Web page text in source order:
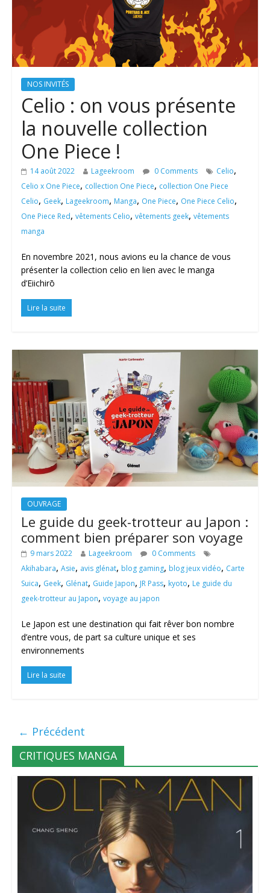
NOS INVITÉS
Celio : on vous présente
la nouvelle collection
One Piece !
14 août 2022 Lageekroom 0 Comments Celio,
Celio x One Piece, collection One Piece, collection One Piece
Celio, Geek, Lageekroom, Manga, One Piece, One Piece Celio,
One Piece Red, vêtements Celio, vêtements geek, vêtements
manga
En novembre 2021, nous avions eu la chance de vous
présenter la collection celio en lien avec le manga
d’Eiichirō
Lire la suite
OUVRAGE
Le guide du geek-trotteur au Japon :
comment bien préparer son voyage
9 mars 2022 Lageekroom
0 Comments
Akihabara, Asie, avis glénat, blog gaming, blog jeux vidéo, Carte
Suica, Geek, Glénat, Guide Japon, JR Pass, kyoto, Le guide du
geek-trotteur au Japon, voyage au japon
Le Japon est une destination qui fait rêver bon nombre
d’entre vous, de part sa culture unique et ses
environnements
Lire la suite
← Précédent
CRITIQUES MANGA